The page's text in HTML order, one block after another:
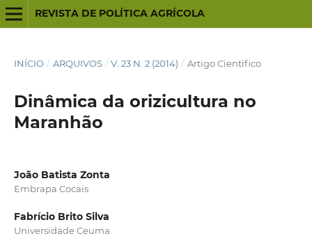
REVISTA DE POLÍTICA AGRÍCOLA
INÍCIO / ARQUIVOS / V. 23 N. 2 (2014) / Artigo Científico
Dinâmica da orizicultura no
Maranhão
João Batista Zonta
Embrapa Cocais
Fabrício Brito Silva
Universidade Ceuma